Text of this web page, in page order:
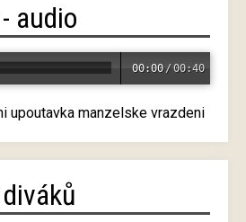
audio
00:00 /00:40
upoutavka manzelske vrazdeni